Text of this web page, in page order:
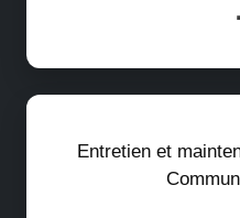
Entretien et